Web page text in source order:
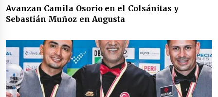
Avanzan Camila Osorio en el Colsánitas y
Sebastián Muñoz en Augusta